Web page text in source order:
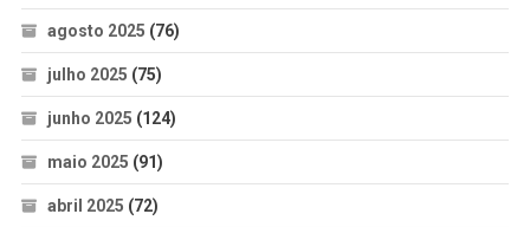
agosto 2025 (76)
julho 2025 (75)
junho 2025 (124)
maio 2025 (91)
abril 2025 (72)